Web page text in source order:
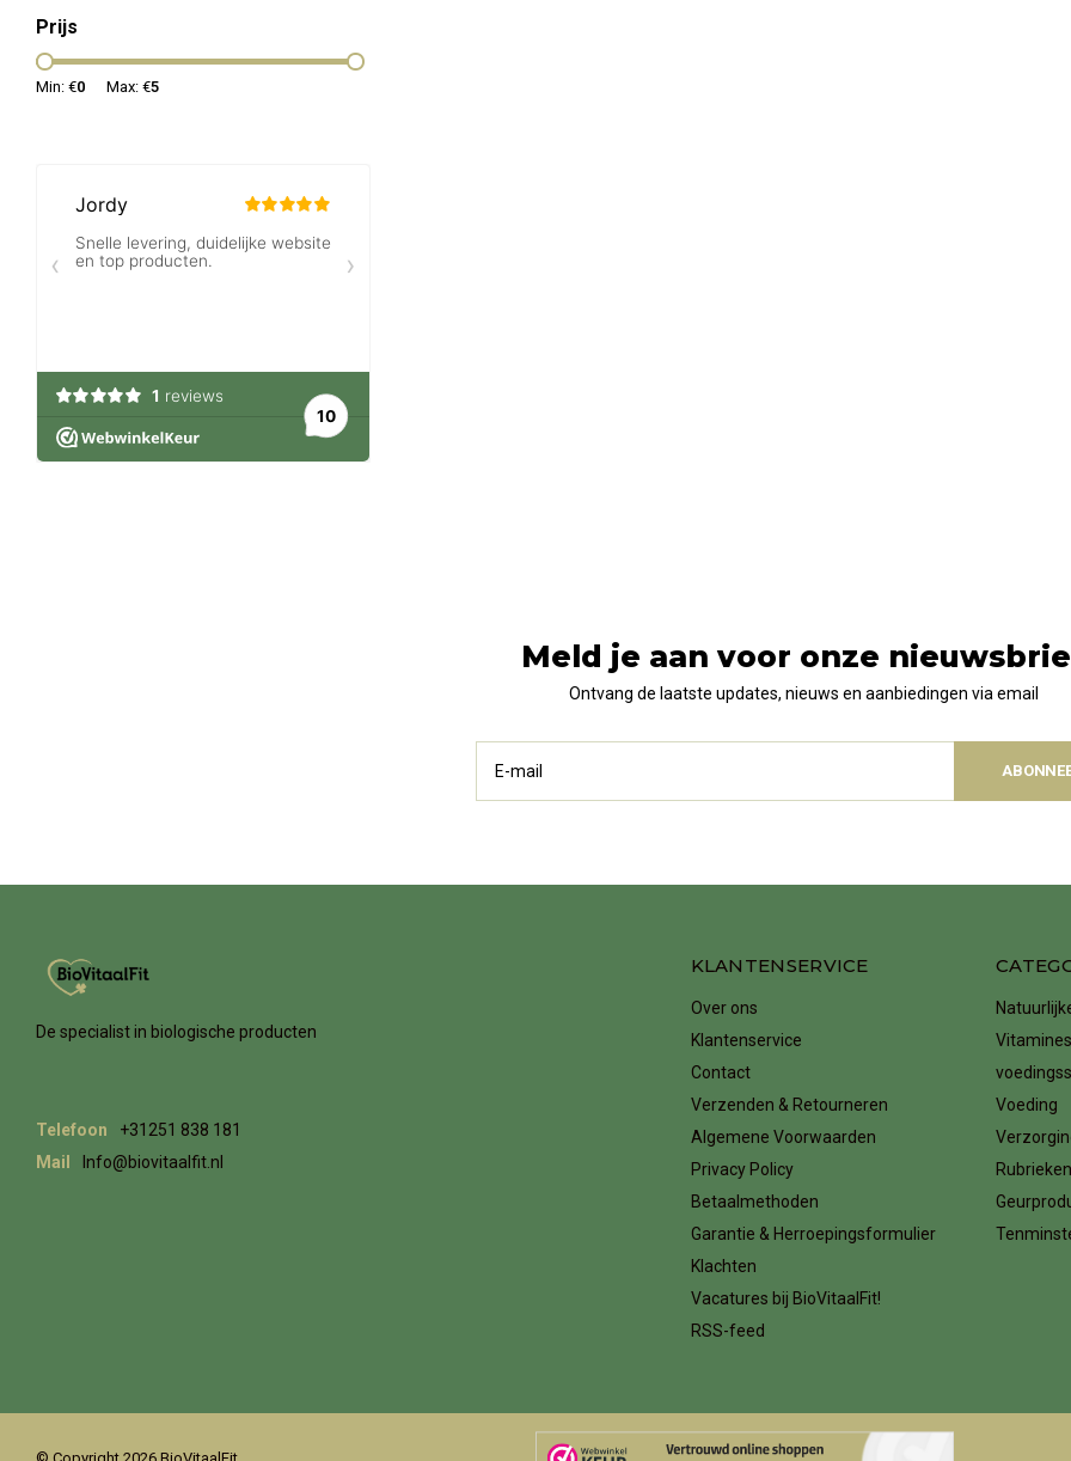
Prijs
Min: €0 Max: €5
Meld je aan voor onze
Ontvang de laatste updates, nieuws en aanbiedingen via email
De specialist in biologische producten
Telefoon
+31251 838 181
Mail
Info@biovitaalfit.nl
KLANTENSERVICE
Over ons
Klantenservice
Contact
Verzenden & Retourneren
Algemene Voorwaarden
Privacy Policy
Betaalmethoden
Garantie & Herroepingsformulier
Klachten
Vacatures bij BioVitaalFit!
RSS-feed
Voeding
Rubrieken